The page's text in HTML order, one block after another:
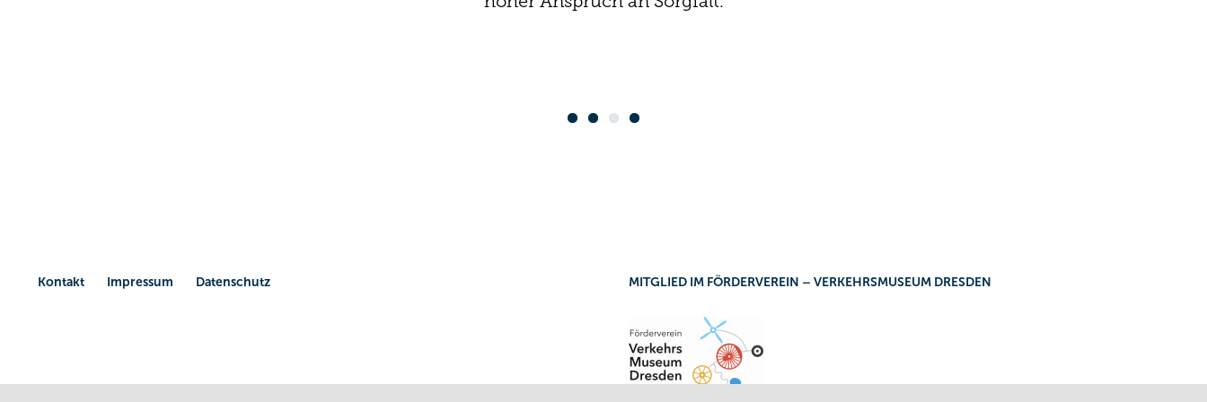
Kontakt Impressum Datenschutz MITGLIED IM FÖRDERVEREIN – VERKEHRSMUSEUM DRESDEN